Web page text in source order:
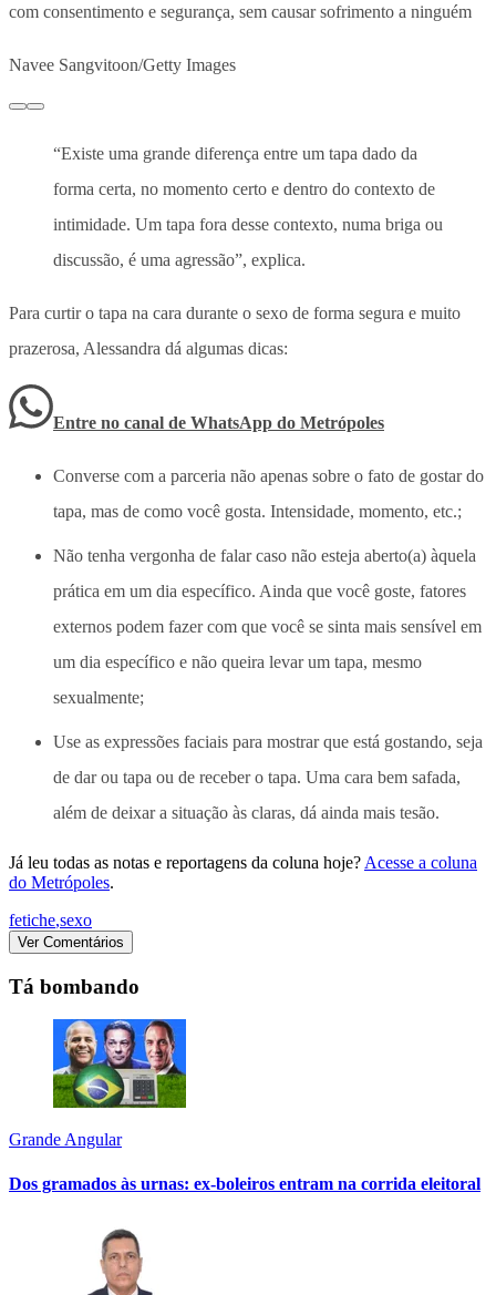
com consentimento e segurança, sem causar sofrimento a ninguém
Navee Sangvitoon/Getty Images
“Existe uma grande diferença entre um tapa dado da
forma certa, no momento certo e dentro do contexto de
intimidade. Um tapa fora desse contexto, numa briga ou
discussão, é uma agressão”, explica.
Para curtir o tapa na cara durante o sexo de forma segura e muito
prazerosa, Alessandra dá algumas dicas:
Entre no canal de WhatsApp do Metrópoles
Converse com a parceria não apenas sobre o fato de gostar do
tapa, mas de como você gosta. Intensidade, momento, etc.;
Não tenha vergonha de falar caso não esteja aberto(a) àquela
prática em um dia específico. Ainda que você goste, fatores
externos podem fazer com que você se sinta mais sensível em
um dia específico e não queira levar um tapa, mesmo
sexualmente;
Use as expressões faciais para mostrar que está gostando, seja
de dar ou tapa ou de receber o tapa. Uma cara bem safada,
além de deixar a situação às claras, dá ainda mais tesão.
Já leu todas as notas e reportagens da coluna hoje? Acesse a coluna
do Metrópoles.
fetiche,sexo
Ver Comentários
Tá bombando
Grande Angular
Dos gramados às urnas: ex-boleiros entram na corrida eleitoral